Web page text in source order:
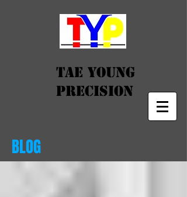
TAE YOUNG
PRECISION
BLOG